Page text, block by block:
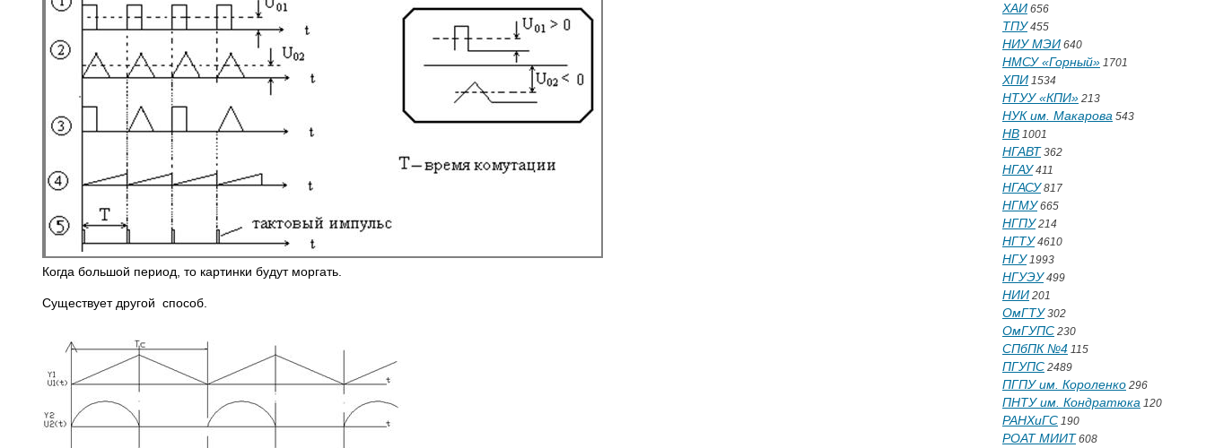
Когда большой период, то картинки будут моргать.
Существует другой способ.
ХАИ 656
ТПУ455
НИУ МЭИ 640
НМСУ «Горный» 1701
ХПИ 1534
НТУУ «КПИ» 213
НУК им. Макарова 543
НВ 1001
НГАВТ 362
НГАУ411
НГАСУ817
НГМУ665
НГПУ214
НГТУ4610
НГУ1993
НГУЭУ499
НИИ 201
ОмГТУ302
ОмГУПС 230
СПбПК №4 115
ПГУПС 2489
ПГПУ им. Короленко 296
ПНТУ им. Кондратюка 120
РАНХиГС 190
РОАТ МИИТ 608